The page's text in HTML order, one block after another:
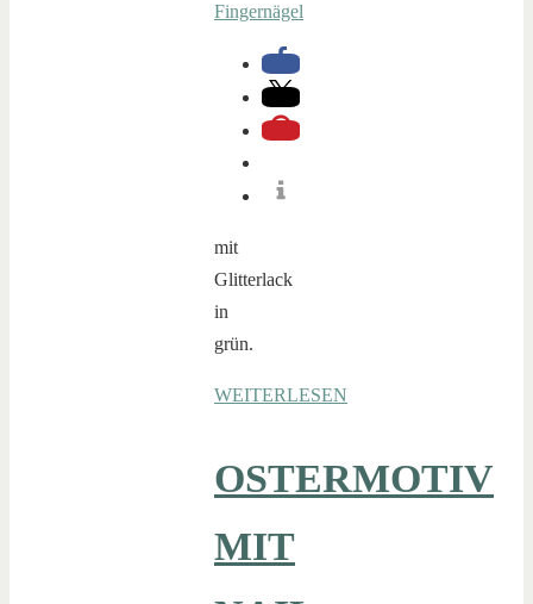
mit
Glitterlack
in
grün.
WEITERLESEN
OSTERMOTIV
MIT